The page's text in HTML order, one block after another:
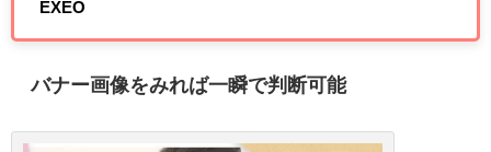
EXEO
バナー画像をみれば一瞬で判断可能